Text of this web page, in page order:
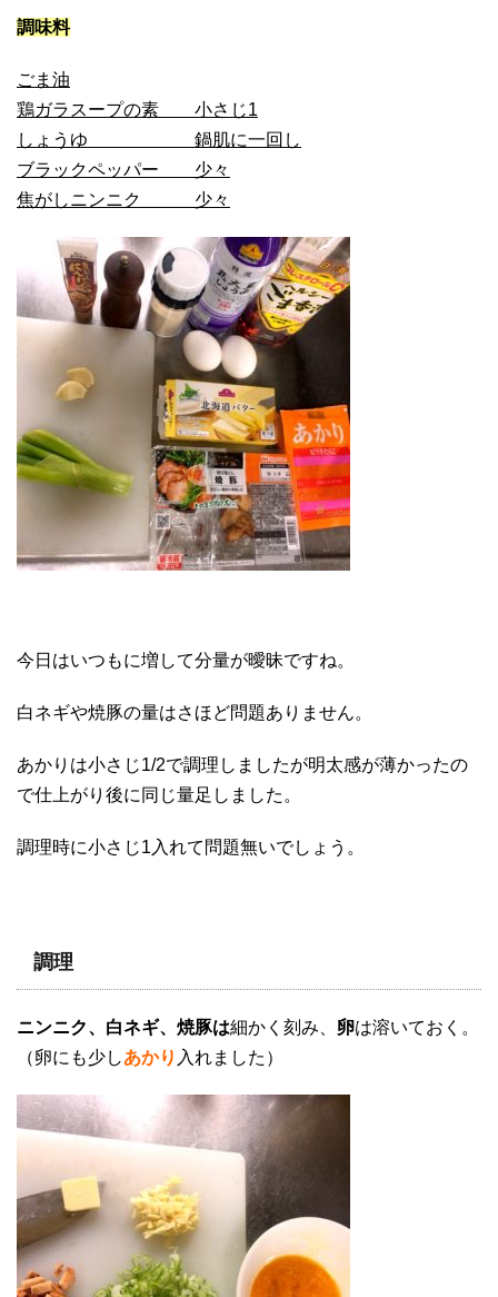
調味料
ごま油
鶏ガラスープの素 小さじ1
しょうゆ 鍋肌に一回し
ブラックペッパー 少々
焦がしニンニク 少々
今日はいつもに増して分量が曖昧ですね。
白ネギや焼豚の量はさほど問題ありません。
あかりは小さじ1/2で調理しましたが明太感が薄かったの
で仕上がり後に同じ量足しました。
調理時に小さじ1入れて問題無いでしょう。
調理
ニンニク、白ネギ、焼豚は細かく刻み、 卵は溶いておく。
（卵にも少しあかり 入れました）